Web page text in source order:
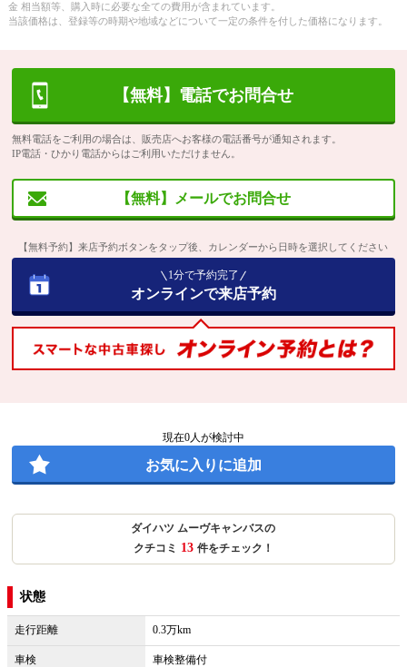
金 相当額等、購入時に必要な全ての費用が含まれています。
当該価格は、登録等の時期や地域などについて一定の条件を付した価格になります。
【無料】電話でお問合せ
無料電話をご利用の場合は、販売店へお客様の電話番号が通知されます。
IP電話・ひかり電話からはご利用いただけません。
【無料】メールでお問合せ
【無料予約】来店予約ボタンをタップ後、カレンダーから日時を選択してください
1分で予約完了
オンラインで来店予約
現在0人が検討中
お気に入りに追加
ダイハツ ムーヴキャンバスの
クチコミ 13 件をチェック！
状態
走行距離 0.3万km
車検 車検整備付